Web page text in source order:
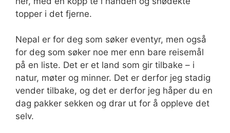
topper i det fjerne.
Nepal er for deg som søker eventyr, men også
for deg som søker noe mer enn bare reisemål
på en liste. Det er et land som gir tilbake – i
natur, møter og minner. Det er derfor jeg stadig
vender tilbake, og det er derfor jeg håper du en
dag pakker sekken og drar ut for å oppleve det
selv.